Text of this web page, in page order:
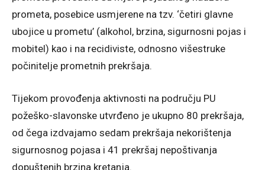
prometa, posebice usmjerene na tzv. ‘četiri glavne
ubojice u prometu’ (alkohol, brzina, sigurnosni pojas i
mobitel) kao i na recidiviste, odnosno višestruke
počinitelje prometnih prekršaja.
Tijekom provođenja aktivnosti na području PU
požeško-slavonske utvrđeno je ukupno 80 prekršaja,
od čega izdvajamo sedam prekršaja nekorištenja
sigurnosnog pojasa i 41 prekršaj nepoštivanja
dopuštenih brzina kretanja.